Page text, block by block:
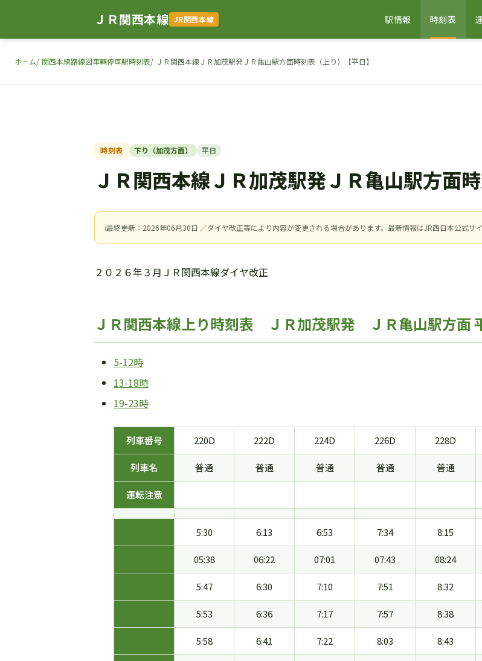
ＪＲ関西本線 JR関西本線 駅情報 時刻表
ホーム 関西本線路線図車輛停車駅時刻表 ＪＲ関西本線ＪＲ加茂駅発ＪＲ亀山駅方面時刻表（上り）【平日】
時刻表 下り（加茂方面） 平日
ＪＲ関西本線ＪＲ加茂駅発ＪＲ亀山駅方面
ℹ最終更新：2026年06月30日 ／ダイヤ改正等により内容が変更される場合があります。最新情報はJR西日本公式サ
２０２６年３月ＪＲ関西本線ダイヤ改正
ＪＲ関西本線上り時刻表 ＪＲ加茂駅発 ＪＲ亀山駅方面
5-12時
13-18時
19-23時
列車番号 220D 222D 224D 226D 228D
列車名 普通 普通 普通 普通 普通
運転注意
5:30 6:13 6:53 7:34 8:15
05:38 06:22 07:01 07:43 08:24
5:47 6:30 7:10 7:51 8:32
5:53 6:36 7:17 7:57 8:38
5:58 6:41 7:22 8:03 8:43